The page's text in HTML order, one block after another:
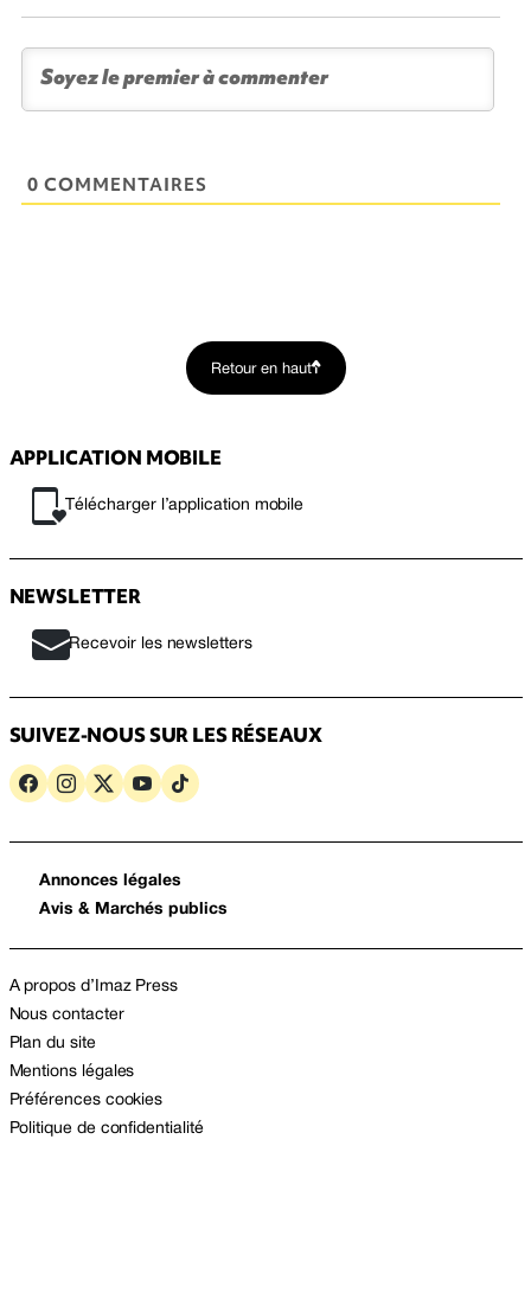
0 COMMENTAIRES
Retour en haut
APPLICATION MOBILE
Télécharger l’application mobile
NEWSLETTER
Recevoir les newsletters
SUIVEZ-NOUS SUR LES RÉSEAUX
Annonces légales
Avis & Marchés publics
A propos d’Imaz Press
Nous contacter
Plan du site
Mentions légales
Préférences cookies
Politique de confidentialité